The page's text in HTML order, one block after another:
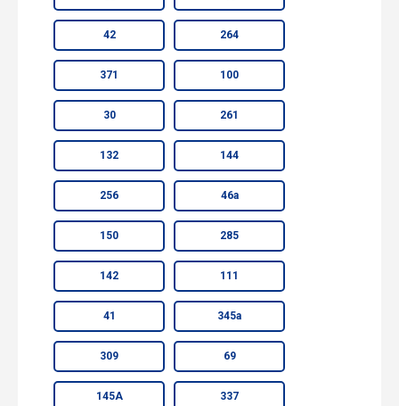
42 264
371 100
30 261
132 144
256 46а
150 285
142 111
41 345а
309 69
145А 337